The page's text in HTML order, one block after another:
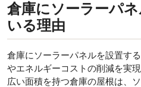
倉庫にソーラーパ
いる理由
倉庫にソーラーパネルを設置す
やエネルギーコストの削減を実
広い面積を持つ倉庫の屋根は、